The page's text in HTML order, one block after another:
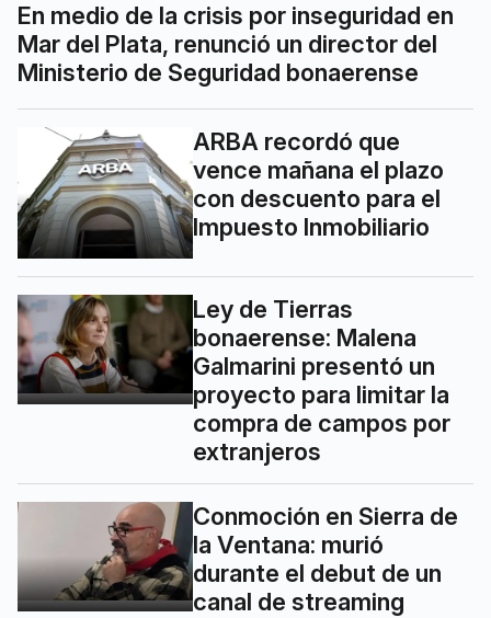
En medio de la crisis por inseguridad en
Mar del Plata, renunció un director del
Ministerio de Seguridad bonaerense
ARBA recordó que
vence mañana el plazo
con descuento para el
Impuesto Inmobiliario
Ley de Tierras
bonaerense: Malena
Galmarini presentó un
proyecto para limitar la
compra de campos por
extranjeros
Conmoción en Sierra de
la Ventana: murió
durante el debut de un
canal de streaming